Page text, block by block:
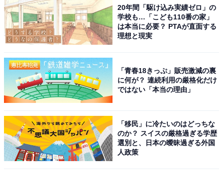
20年間「駆け込み実績ゼロ」の
学校も…「こども110番の家」
は本当に必要？ PTAが直面する
理想と現実
「青春18きっぷ」販売激減の裏
に何が？ 連続利用の厳格化だけ
ではない「本当の理由」
「移民」に冷たいのはどっちな
のか？ スイスの厳格過ぎる学歴
選別と、日本の曖昧過ぎる外国
人政策